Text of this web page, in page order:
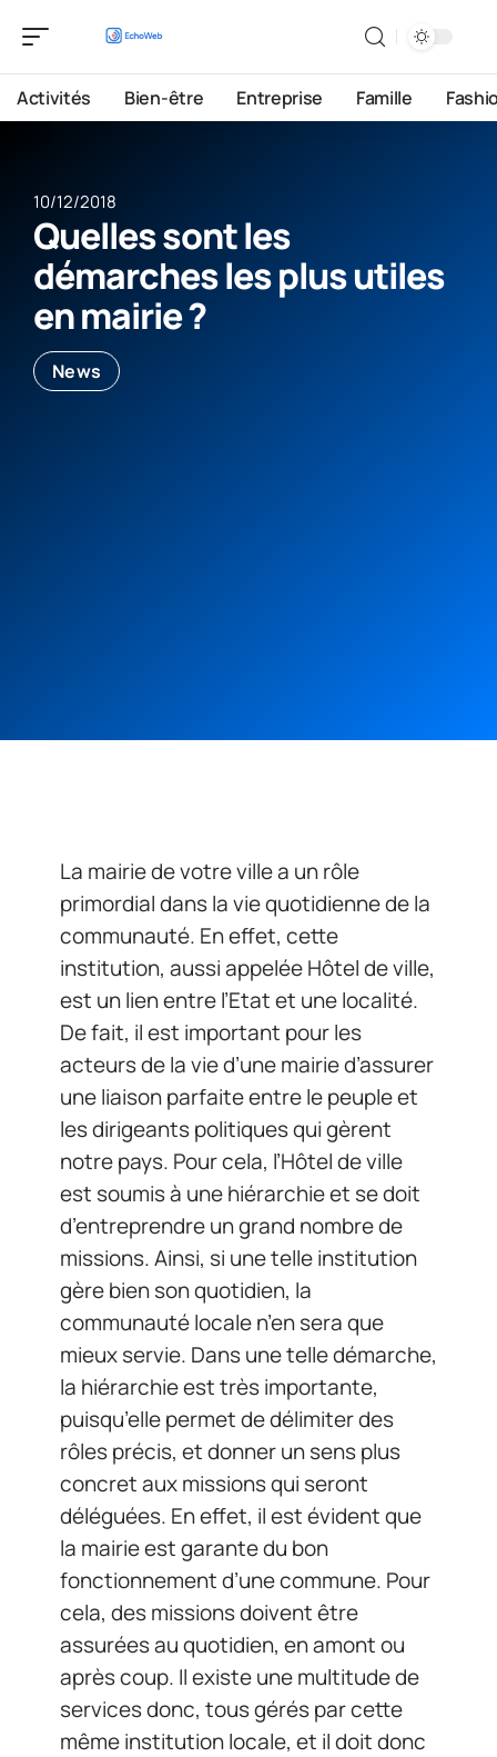
Activités Bien-être Entreprise Famille
10/12/2018
Quelles sont les
démarches les plus utiles
en mairie ?
News
La mairie de votre ville a un rôle
primordial dans la vie quotidienne de la
communauté. En effet, cette
institution, aussi appelée Hôtel de ville,
est un lien entre l’Etat et une localité.
De fait, il est important pour les
acteurs de la vie d’une mairie d’assurer
une liaison parfaite entre le peuple et
les dirigeants politiques qui gèrent
notre pays. Pour cela, l’Hôtel de ville
est soumis à une hiérarchie et se doit
d’entreprendre un grand nombre de
missions. Ainsi, si une telle institution
gère bien son quotidien, la
communauté locale n’en sera que
mieux servie. Dans une telle démarche,
la hiérarchie est très importante,
puisqu’elle permet de délimiter des
rôles précis, et donner un sens plus
concret aux missions qui seront
déléguées. En effet, il est évident que
la mairie est garante du bon
fonctionnement d’une commune. Pour
cela, des missions doivent être
assurées au quotidien, en amont ou
après coup. Il existe une multitude de
services donc, tous gérés par cette
même institution locale, et il doit donc